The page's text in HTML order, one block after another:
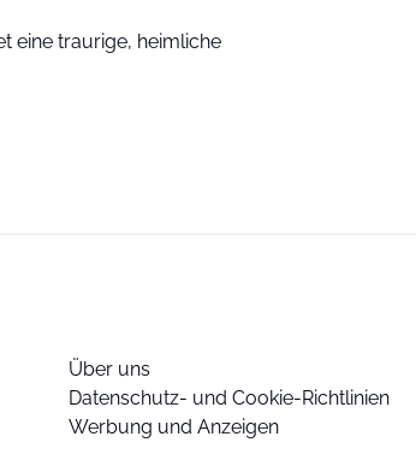
eine traurige, heimliche
Über uns
Datenschutz- und Cookie-Richtlinien
Werbung und Anzeigen